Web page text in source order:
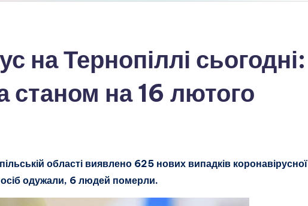
на Тернопіллі сьогодні:
станом на 16 лютого
області виявлено 625 нових випадків коронавірусної
одужали, 6 людей померли.